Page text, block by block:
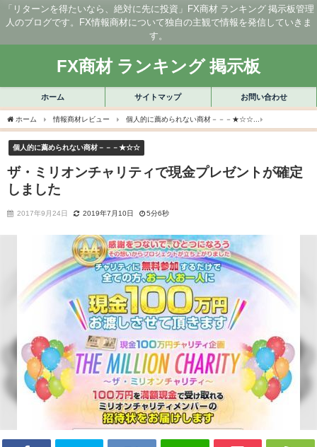
「リターンを得たいなら、絶対に先に投資」FX商材 ランキング 掲示板管理
人のブログです。FX情報商材について独自の主観で情報を発信していきま
す。
FX商材 ランキング 掲示板
ホーム サイトマップ お問い合わせ
ホーム 情報商材レビュー 個人的に薦められない商材－－－★☆☆
個人的に薦められない商材－－－★☆☆
ザ・ミリオンチャリティで現金プレゼントが確定
しました
2017年9月24日 2019年7月10日 5分6秒